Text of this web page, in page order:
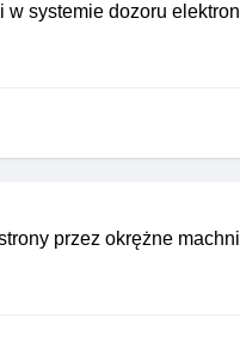
systemie dozoru
przez okrężne